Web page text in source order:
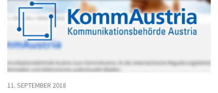
11. SEPTEMBER 2018